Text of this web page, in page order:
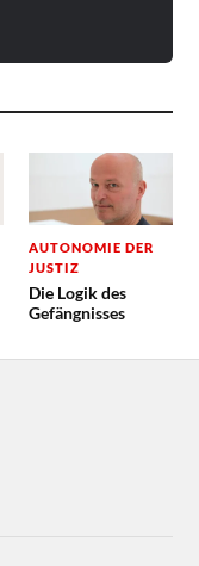
AUTONOMIE DER
JUSTIZ
Die Logik des
Gefängnisses